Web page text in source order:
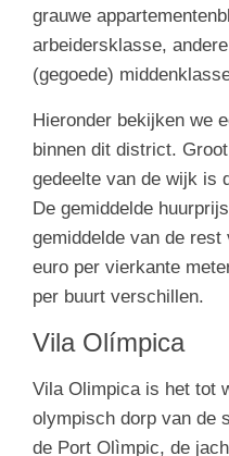
grauwe
arbeidersklasse,
(gegoede)
Hieronder bekijken we
binnen dit district.
gedeelte van de wijk is
De gemiddelde
gemiddelde van de
euro per vierkante
per buurt verschillen.
Vila Olímpica
Vila Olimpica is het tot
olympisch dorp van de
de Port Olìmpic, de